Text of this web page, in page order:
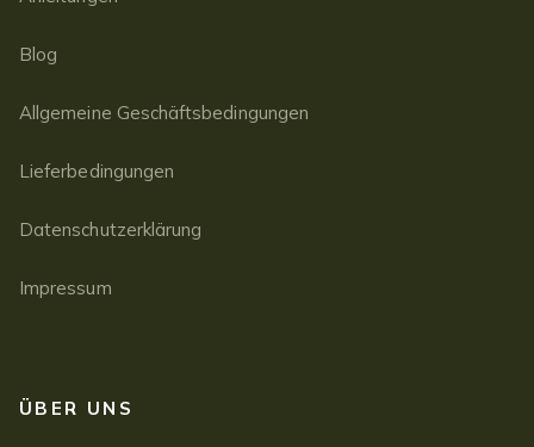
Blog
Allgemeine Geschäftsbedingungen
Lieferbedingungen
Datenschutzerklärung
Impressum
ÜBER UNS